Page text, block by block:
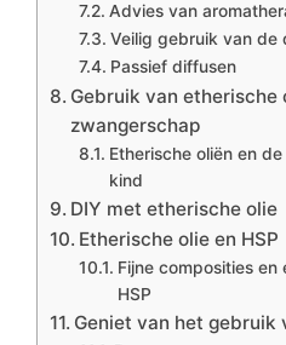
Advies van
Veilig gebruik van de
Passief diffusen
Gebruik van etherische
zwangerschap
Etherische oliën en
kind
DIY met etherische olie
Etherische olie en HSP
Fijne composities en
HSP
Geniet van het gebruik